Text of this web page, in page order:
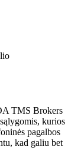
TMS Brokers
kurios
pagalbos
kad galiu bet